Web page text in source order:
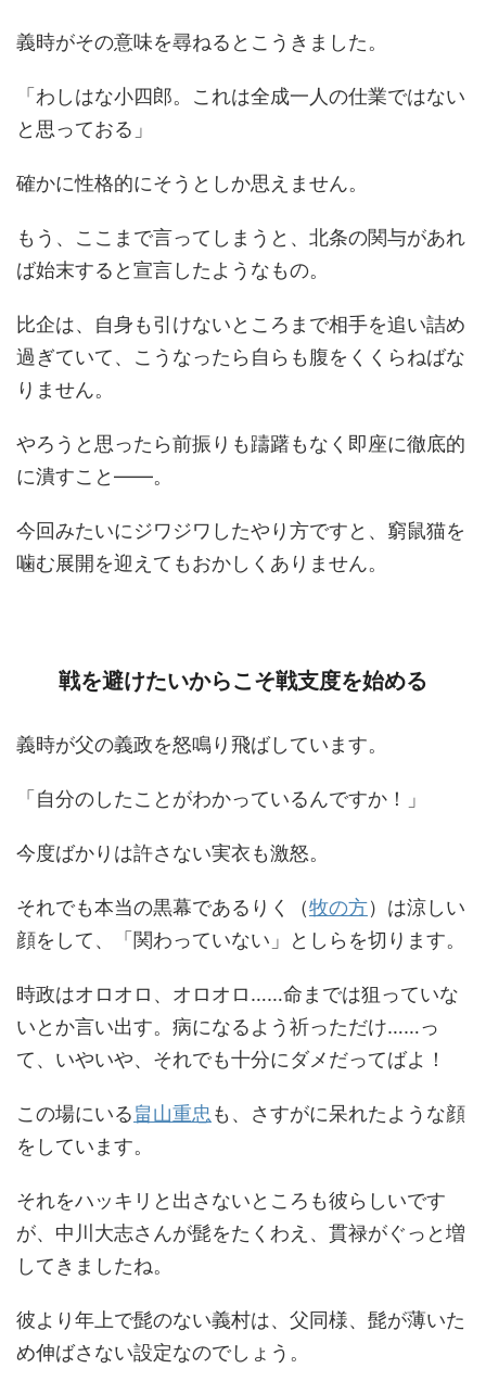
義時がその意味を尋ねるとこうきました。
「わしはな小四郎。これは全成一人の仕業ではない
と思っておる」
確かに性格的にそうとしか思えません。
もう、ここまで言ってしまうと、北条の関与があれ
ば始末すると宣言したようなもの。
比企は、自身も引けないところまで相手を追い詰め
過ぎていて、こうなったら自らも腹をくくらねばな
りません。
やろうと思ったら前振りも躊躇もなく即座に徹底的
に潰すこと――。
今回みたいにジワジワしたやり方ですと、窮鼠猫を
噛む展開を迎えてもおかしくありません。
戦を避けたいからこそ戦支度を始める
義時が父の義政を怒鳴り飛ばしています。
「自分のしたことがわかっているんですか！」
今度ばかりは許さない実衣も激怒。
それでも本当の黒幕であるりく（牧の方）は涼しい
顔をして、「関わっていない」としらを切ります。
時政はオロオロ、オロオロ……命までは狙っていな
いとか言い出す。病になるよう祈っただけ……っ
て、いやいや、それでも十分にダメだってばよ！
この場にいる畠山重忠 も、さすがに呆れたような顔
をしています。
それをハッキリと出さないところも彼らしいです
が、中川大志さんが髭をたくわえ、貫禄がぐっと増
してきましたね。
彼より年上で髭のない義村は、父同様、髭が薄いた
め伸ばさない設定なのでしょう。